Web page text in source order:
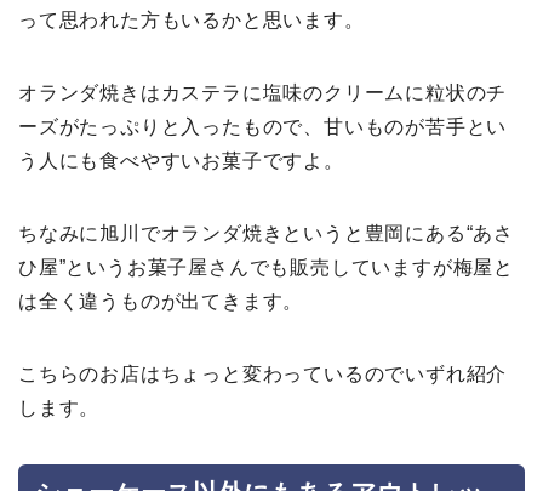
って思われた方もいるかと思います。
オランダ焼きはカステラに塩味のクリームに粒状のチ
ーズがたっぷりと入ったもので、甘いものが苦手とい
う人にも食べやすいお菓子ですよ。
ちなみに旭川でオランダ焼きというと豊岡にある“あさ
ひ屋”というお菓子屋さんでも販売していますが梅屋と
は全く違うものが出てきます。
こちらのお店はちょっと変わっているのでいずれ紹介
します。